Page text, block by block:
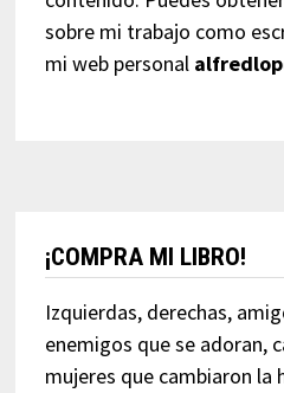
sobre mi trabajo como
mi web personal
¡COMPRA MI LIBRO!
Izquierdas, derechas,
enemigos que se adoran,
mujeres que cambiaron la